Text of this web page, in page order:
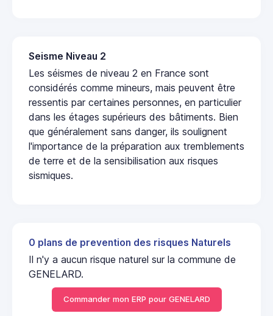
Seisme Niveau 2
Les séismes de niveau 2 en France sont
considérés comme mineurs, mais peuvent être
ressentis par certaines personnes, en particulier
dans les étages supérieurs des bâtiments. Bien
que généralement sans danger, ils soulignent
l'importance de la préparation aux tremblements
de terre et de la sensibilisation aux risques
sismiques.
0 plans de prevention des risques Naturels
Il n'y a aucun risque naturel sur la commune de
GENELARD.
Commander mon ERP pour GENELARD